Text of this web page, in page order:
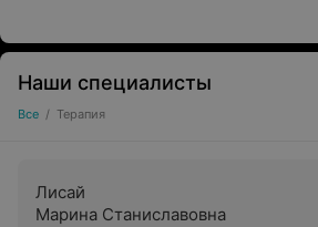
Наши специалисты
Все / Терапия
Лисай
Марина Станиславовна